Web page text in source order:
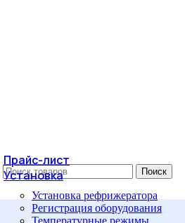
Поиск
Прайс-лист
Установка
Установка рефрижератора
Регистрация оборудования
Температурные режимы